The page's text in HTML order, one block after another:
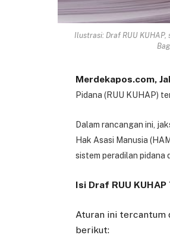
Ilustrasi: Draf RUU
Merdekapos.com,
Pidana (RUU KUHAP)
Dalam rancangan ini,
Hak Asasi Manusia
sistem peradilan pidana
Isi Draf RUU
Aturan ini tercantum
berikut: